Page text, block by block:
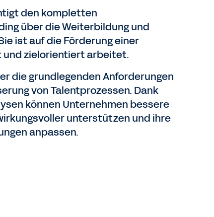
den kompletten
über die Weiterbildung und
ist auf die Förderung einer
und zielorientiert arbeitet.
die grundlegenden Anforderungen
von Talentprozessen. Dank
können Unternehmen bessere
unterstützen und ihre
anpassen.